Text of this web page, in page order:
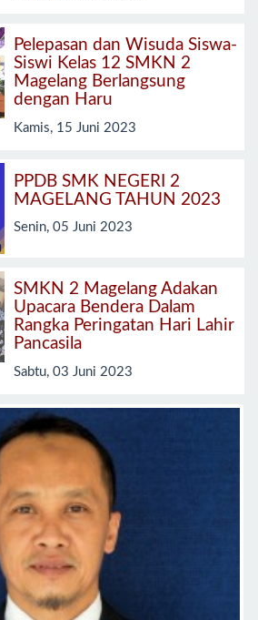
Pelepasan dan Wisuda Siswa-
Siswi Kelas 12 SMKN 2
Magelang Berlangsung
dengan Haru
Kamis, 15 Juni 2023
PPDB SMK NEGERI 2
MAGELANG TAHUN 2023
Senin, 05 Juni 2023
SMKN 2 Magelang Adakan
Upacara Bendera Dalam
Rangka Peringatan Hari Lahir
Pancasila
Sabtu, 03 Juni 2023